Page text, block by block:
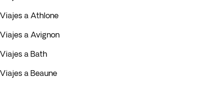
Viajes a Athlone
Viajes a Avignon
Viajes a Bath
Viajes a Beaune